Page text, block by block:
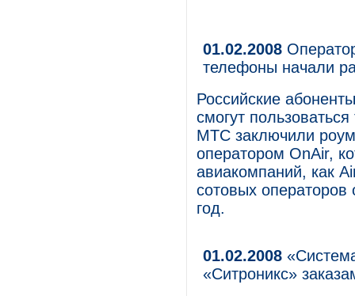
01.02.2008
телефоны начали
Российские
смогут
МТС заключили
оператором OnAir,
авиакомпаний, как
сотовых операторов
год.
01.02.2008
«Ситроникс»